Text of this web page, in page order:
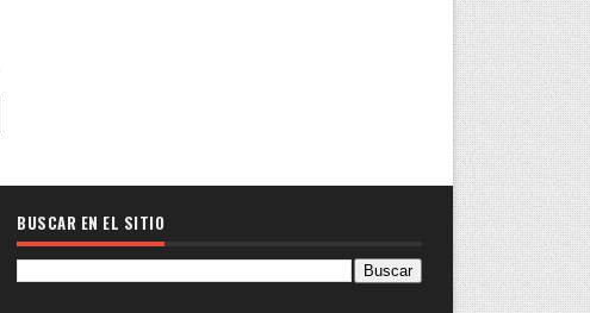
BUSCAR EN EL SITIO